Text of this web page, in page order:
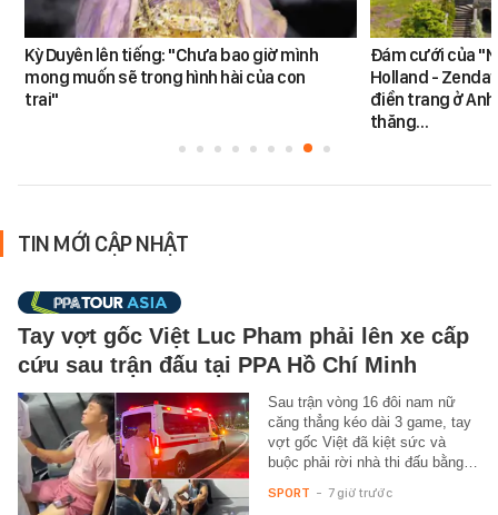
Kỳ Duyên lên tiếng: "Chưa bao giờ mình
mong muốn sẽ trong hình hài của con
trai"
Đám cưới của
Holland -
điền trang ở
thăng…
TIN MỚI CẬP NHẬT
Tay vợt gốc Việt Luc Pham phải lên xe cấp
cứu sau trận đấu tại PPA Hồ Chí Minh
Sau trận vòng 16 đôi nam nữ
căng thẳng kéo dài 3 game, tay
vợt gốc Việt đã kiệt sức và
buộc phải rời nhà thi đấu bằng…
SPORT - 7 giờ trước